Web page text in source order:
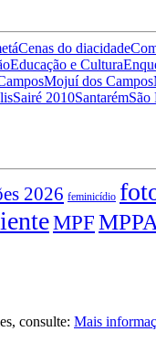
Cenas do diacidade
Educação e Cultura
Mojuí dos Campos
Sairé 2010SantarémSão
2026 feminicídio
MPFMPPA
consulte: Mais